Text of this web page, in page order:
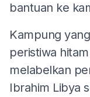
bantuan ke
Kampung
peristiwa
melabelkan
Ibrahim Libya